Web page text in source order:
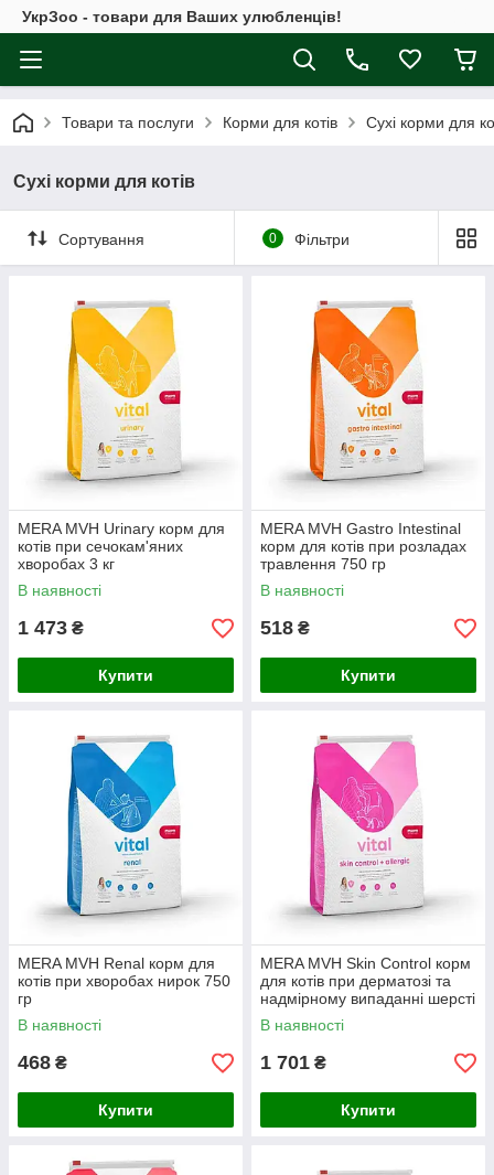
УкрЗоо - товари для Ваших улюбленців!
Товари та послуги Корми для котів Сухі корми для
Сухі корми для котів
Сортування 0 Фільтри
MERA MVH Urinary корм для
котів при сечокам'яних
хворобах 3 кг
В наявності
1 473 ₴
Купити
MERA MVH Gastro Intestinal
корм для котів при розладах
травлення 750 гр
В наявності
518 ₴
Купити
MERA MVH Renal корм для
котів при хворобах нирок 750
гр
В наявності
468 ₴
Купити
MERA MVH Skin Control корм
для котів при дерматозі та
надмірному випаданні шерсті
3 кг
В наявності
1 701 ₴
Купити